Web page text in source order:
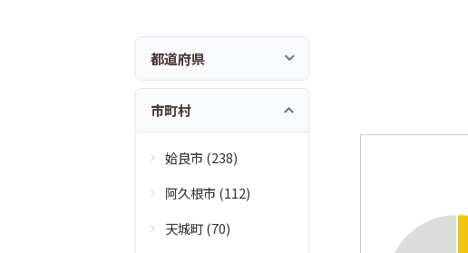
都道府県
市町村
姶良市 (238)
阿久根市 (112)
天城町 (70)